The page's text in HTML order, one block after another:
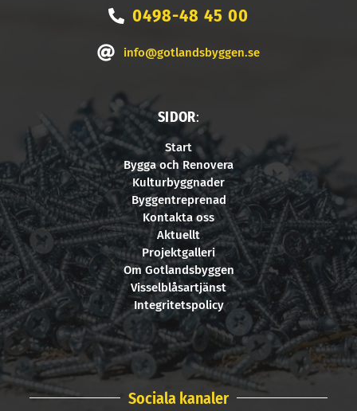
0498-48 45 00
info@gotlandsbyggen.se
SIDOR:
Start
Bygga och Renovera
Kulturbyggnader
Byggentreprenad
Kontakta oss
Aktuellt
Projektgalleri
Om Gotlandsbyggen
Visselblåsartjänst
Integritetspolicy
Sociala kanaler